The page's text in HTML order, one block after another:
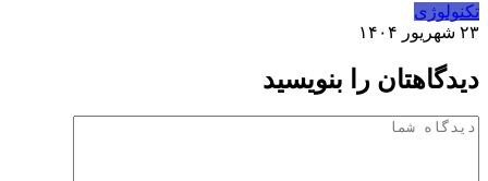
تکنولوژی
۲۳ شهریور ۱۴۰۴
دیدگاهتان را بنویسید